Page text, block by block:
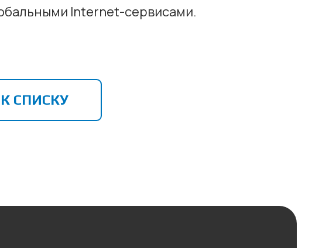
Internet-сервисами.
СПИСКУ